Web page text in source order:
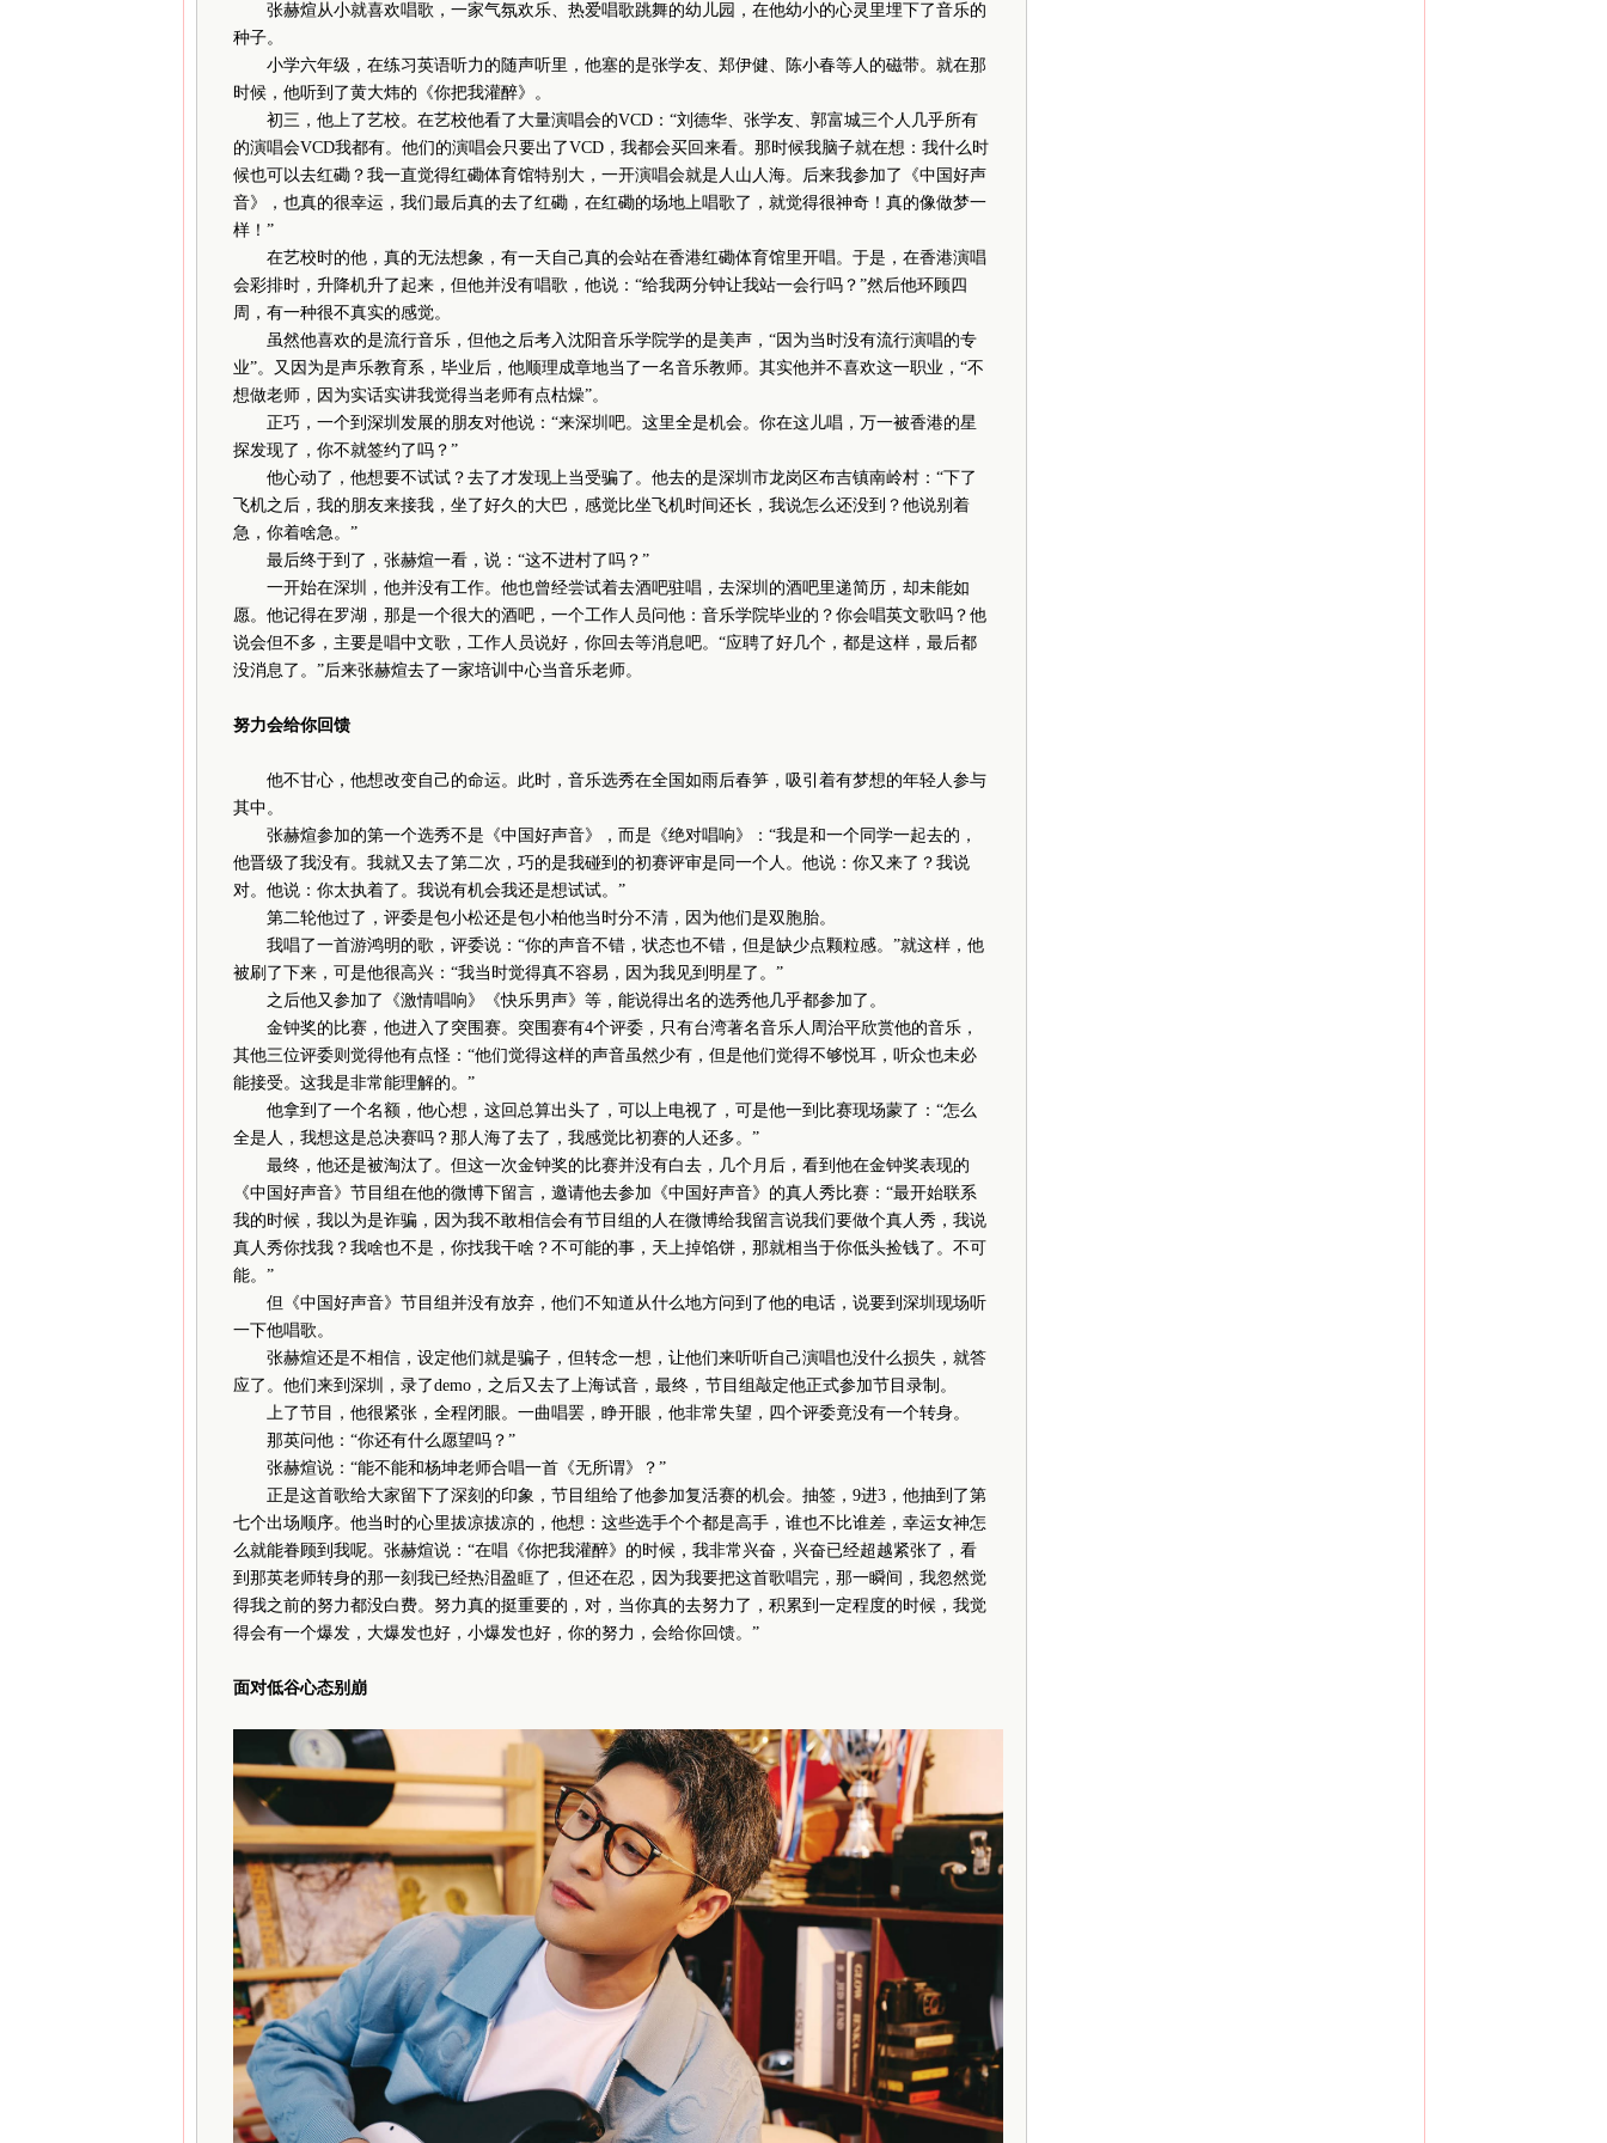
张赫煊从小就喜欢唱歌，一家气氛欢乐、热爱唱歌跳舞的幼儿园，在他幼小的心灵里埋下了音乐的
种子。
小学六年级，在练习英语听力的随声听里，他塞的是张学友、郑伊健、陈小春等人的磁带。就在那
时候，他听到了黄大炜的《你把我灌醉》。
初三，他上了艺校。在艺校他看了大量演唱会的VCD：“刘德华、张学友、郭富城三个人几乎所有
的演唱会VCD我都有。他们的演唱会只要出了VCD，我都会买回来看。那时候我脑子就在想：我什么时
候也可以去红磡？我一直觉得红磡体育馆特别大，一开演唱会就是人山人海。后来我参加了《中国好声
音》，也真的很幸运，我们最后真的去了红磡，在红磡的场地上唱歌了，就觉得很神奇！真的像做梦一
样！”
在艺校时的他，真的无法想象，有一天自己真的会站在香港红磡体育馆里开唱。于是，在香港演唱
会彩排时，升降机升了起来，但他并没有唱歌，他说：“给我两分钟让我站一会行吗？”然后他环顾四
周，有一种很不真实的感觉。
虽然他喜欢的是流行音乐，但他之后考入沈阳音乐学院学的是美声，“因为当时没有流行演唱的专
业”。又因为是声乐教育系，毕业后，他顺理成章地当了一名音乐教师。其实他并不喜欢这一职业，“不
想做老师，因为实话实讲我觉得当老师有点枯燥”。
正巧，一个到深圳发展的朋友对他说：“来深圳吧。这里全是机会。你在这儿唱，万一被香港的星
探发现了，你不就签约了吗？”
他心动了，他想要不试试？去了才发现上当受骗了。他去的是深圳市龙岗区布吉镇南岭村：“下了
飞机之后，我的朋友来接我，坐了好久的大巴，感觉比坐飞机时间还长，我说怎么还没到？他说别着
急，你着啥急。”
最后终于到了，张赫煊一看，说：“这不进村了吗？”
一开始在深圳，他并没有工作。他也曾经尝试着去酒吧驻唱，去深圳的酒吧里递简历，却未能如
愿。他记得在罗湖，那是一个很大的酒吧，一个工作人员问他：音乐学院毕业的？你会唱英文歌吗？他
说会但不多，主要是唱中文歌，工作人员说好，你回去等消息吧。“应聘了好几个，都是这样，最后都
没消息了。”后来张赫煊去了一家培训中心当音乐老师。
努力会给你回馈
他不甘心，他想改变自己的命运。此时，音乐选秀在全国如雨后春笋，吸引着有梦想的年轻人参与
其中。
张赫煊参加的第一个选秀不是《中国好声音》，而是《绝对唱响》：“我是和一个同学一起去的，
他晋级了我没有。我就又去了第二次，巧的是我碰到的初赛评审是同一个人。他说：你又来了？我说
对。他说：你太执着了。我说有机会我还是想试试。”
第二轮他过了，评委是包小松还是包小柏他当时分不清，因为他们是双胞胎。
我唱了一首游鸿明的歌，评委说：“你的声音不错，状态也不错，但是缺少点颗粒感。”就这样，他
被刷了下来，可是他很高兴：“我当时觉得真不容易，因为我见到明星了。”
之后他又参加了《激情唱响》《快乐男声》等，能说得出名的选秀他几乎都参加了。
金钟奖的比赛，他进入了突围赛。突围赛有4个评委，只有台湾著名音乐人周治平欣赏他的音乐，
其他三位评委则觉得他有点怪：“他们觉得这样的声音虽然少有，但是他们觉得不够悦耳，听众也未必
能接受。这我是非常能理解的。”
他拿到了一个名额，他心想，这回总算出头了，可以上电视了，可是他一到比赛现场蒙了：“怎么
全是人，我想这是总决赛吗？那人海了去了，我感觉比初赛的人还多。”
最终，他还是被淘汰了。但这一次金钟奖的比赛并没有白去，几个月后，看到他在金钟奖表现的
《中国好声音》节目组在他的微博下留言，邀请他去参加《中国好声音》的真人秀比赛：“最开始联系
我的时候，我以为是诈骗，因为我不敢相信会有节目组的人在微博给我留言说我们要做个真人秀，我说
真人秀你找我？我啥也不是，你找我干啥？不可能的事，天上掉馅饼，那就相当于你低头捡钱了。不可
能。”
但《中国好声音》节目组并没有放弃，他们不知道从什么地方问到了他的电话，说要到深圳现场听
一下他唱歌。
张赫煊还是不相信，设定他们就是骗子，但转念一想，让他们来听听自己演唱也没什么损失，就答
应了。他们来到深圳，录了demo，之后又去了上海试音，最终，节目组敲定他正式参加节目录制。
上了节目，他很紧张，全程闭眼。一曲唱罢，睁开眼，他非常失望，四个评委竟没有一个转身。
那英问他：“你还有什么愿望吗？”
张赫煊说：“能不能和杨坤老师合唱一首《无所谓》？”
正是这首歌给大家留下了深刻的印象，节目组给了他参加复活赛的机会。抽签，9进3，他抽到了第
七个出场顺序。他当时的心里拔凉拔凉的，他想：这些选手个个都是高手，谁也不比谁差，幸运女神怎
么就能眷顾到我呢。张赫煊说：“在唱《你把我灌醉》的时候，我非常兴奋，兴奋已经超越紧张了，看
到那英老师转身的那一刻我已经热泪盈眶了，但还在忍，因为我要把这首歌唱完，那一瞬间，我忽然觉
得我之前的努力都没白费。努力真的挺重要的，对，当你真的去努力了，积累到一定程度的时候，我觉
得会有一个爆发，大爆发也好，小爆发也好，你的努力，会给你回馈。”
面对低谷心态别崩